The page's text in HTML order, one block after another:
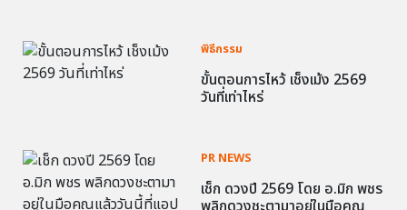
พิธีกรรม
ขั้นตอนการไหว้ เช็งเม้ง 2569
วันที่เท่าไหร่
PR NEWS
เช็ก ดวงปี 2569 โดย อ.มิก พชร